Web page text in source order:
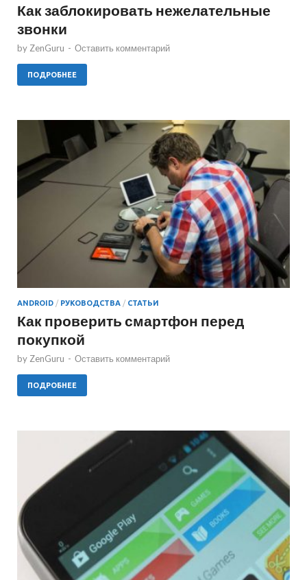
Как заблокировать нежелательные
звонки
by ZenGuru - Оставить комментарий
ПОДРОБНЕЕ
ANDROID / РУКОВОДСТВА / СТАТЬИ
Как проверить смартфон перед
покупкой
byZenGuru - Оставить комментарий
ПОДРОБНЕЕ